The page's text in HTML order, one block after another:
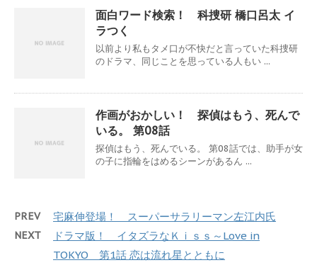
面白ワード検索！ 科捜研 橋口呂太 イ
ラつく
以前より私もタメ口が不快だと言っていた科捜研
のドラマ、同じことを思っている人もい ...
作画がおかしい！ 探偵はもう、死んで
いる。 第08話
探偵はもう、死んでいる。 第08話では、助手が女
の子に指輪をはめるシーンがあるん ...
PREV 宅麻伸登場！ スーパーサラリーマン左江内氏
NEXT
ドラマ版！ イタズラなＫｉｓｓ～Love in
TOKYO 第1話 恋は流れ星とともに